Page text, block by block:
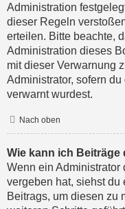
Administration
dieser Regeln
erteilen. Bitte beachte,
Administration dieses
mit dieser Verwarnung
Administrator, sofern
verwarnt wurdest.
Nach oben
Wie kann ich Beiträge
Wenn ein
vergeben hat, siehst
Beitrags, um diesen zu